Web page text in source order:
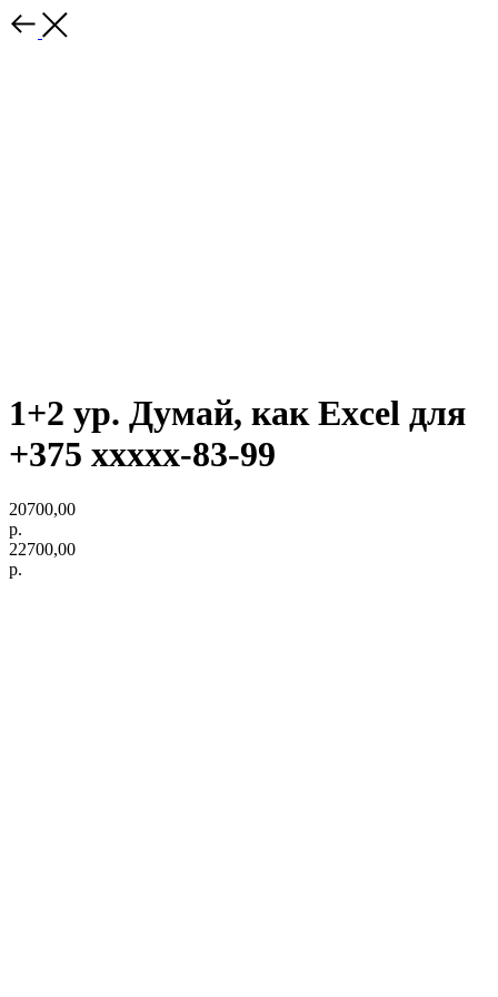
1+2 ур. Думай, как Excel для
+375 ххххх-83-99
20700,00
р.
22700,00
р.